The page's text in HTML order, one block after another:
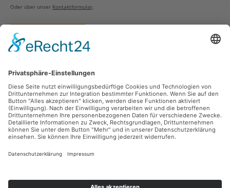
Oder über unser Kontaktformular.
Vertrag widerrufen
Zahlungsarten
Sicher Einkaufen
Ladengeschäft
Newsletter